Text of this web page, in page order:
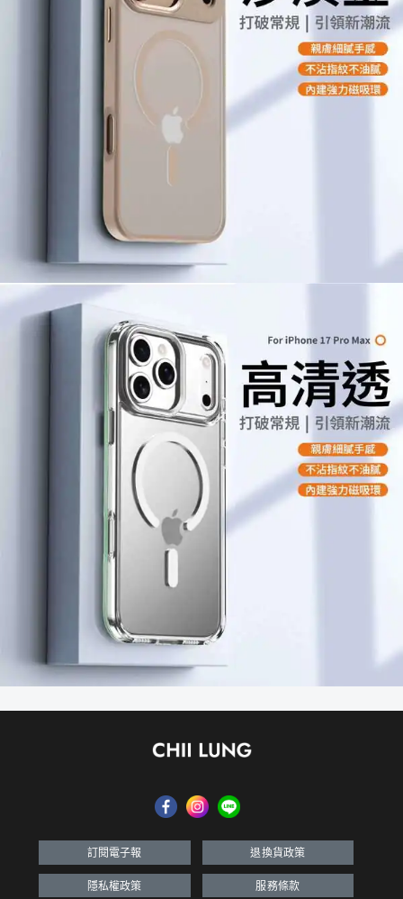
訂閱電子報 退換貨政策
隱私權政策 服務條款